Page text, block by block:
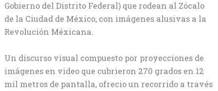
Gobierno del Distrito Federal) que rodean al Zócalo
de la Ciudad de México, con imágenes alusivas a la
Revolución Méxicana.
Un discurso visual compuesto por proyecciones de
imágenes en video que cubrieron 270 grados en 12
mil metros de pantalla, ofrecio un recorrido a través